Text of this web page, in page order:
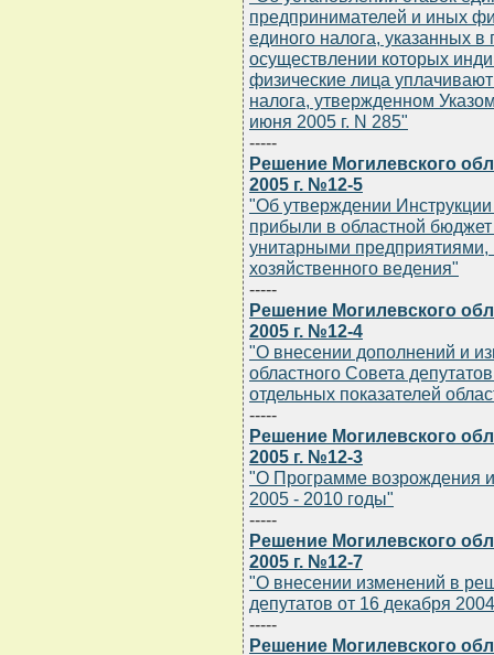
предпринимателей и иных
единого налога, указанных
осуществлении которых
физические лица
налога, утвержденном
июня 2005 г. N 285"
-----
Решение Могилевского
2005 г. №12-5
"Об утверждении
прибыли в областной
унитарными предприятиями,
хозяйственного ведения"
-----
Решение Могилевского
2005 г. №12-4
"О внесении дополнений и
областного Совета
отдельных показателей
-----
Решение Могилевского
2005 г. №12-3
"О Программе возрождения и
2005 - 2010 годы"
-----
Решение Могилевского
2005 г. №12-7
"О внесении изменений в
депутатов от 16 декабря
-----
Решение Могилевского